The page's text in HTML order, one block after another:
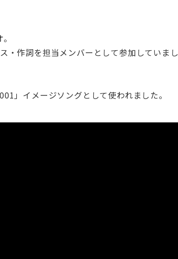
・作詞を担当メンバーとして参加していまし
」イメージソングとして使われました。